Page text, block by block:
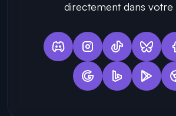
directement dans votre